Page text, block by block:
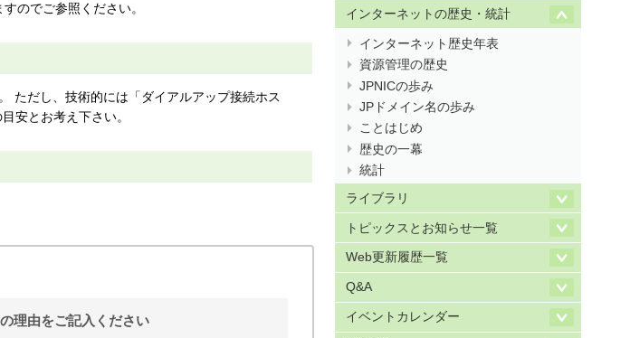
のでご参照ください。
ただし、技術的には「ダイアルアップ接続ホス
安とお考え下さい。
インターネットの歴史・統計
インターネット歴史年表
資源管理の歴史
JPNICの歩み
JPドメイン名の歩み
ことはじめ
歴史の一幕
統計
ライブラリ
トピックスとお知らせ一覧
Web更新履歴一覧
Q&A
イベントカレンダー
理由をご記入ください